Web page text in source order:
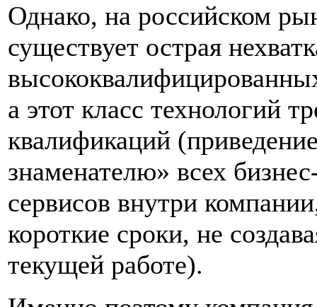
Однако, на российском
существует острая
а этот класс технологий
квалификаций
знаменателю» всех
сервисов внутри
короткие сроки, не
текущей работе).